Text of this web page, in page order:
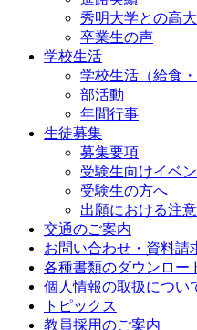
秀明大学との高
卒業生の声
学校生活
学校生活（給食
部活動
年間行事
生徒募集
募集要項
受験生向けイベン
受験生の方へ
出願における注
交通のご案内
お問い合わせ・資料請
各種書類のダウンロー
個人情報の取扱につい
トピックス
教員採用のご案内